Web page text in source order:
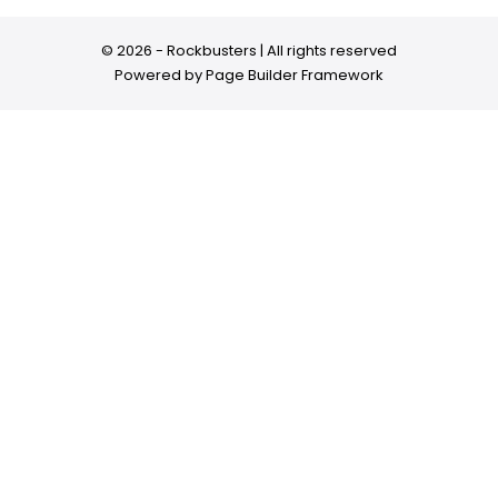
© 2026 - Rockbusters | All rights reserved
Powered byPage Builder Framework